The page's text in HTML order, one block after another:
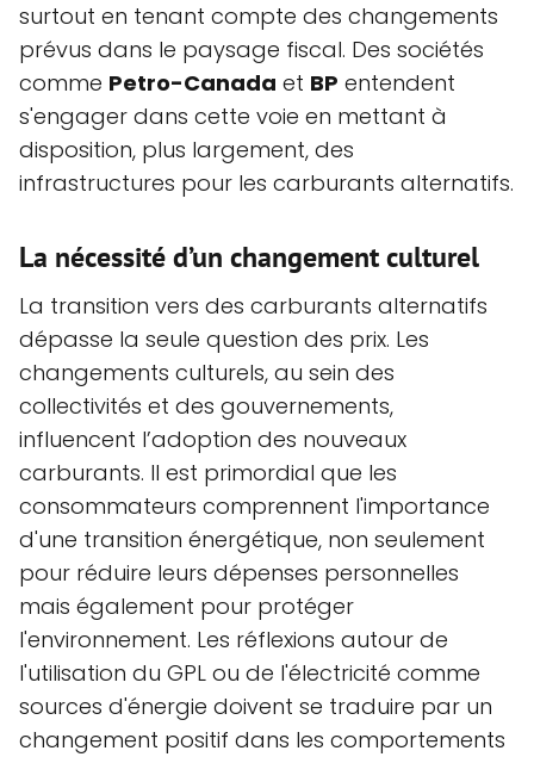
surtout en tenant compte des changements
prévus dans le paysage fiscal. Des sociétés
comme Petro-Canada et BP entendent
s'engager dans cette voie en mettant à
disposition, plus largement, des
infrastructures pour les carburants alternatifs.
La nécessité d’un changement culturel
La transition vers des carburants alternatifs
dépasse la seule question des prix. Les
changements culturels, au sein des
collectivités et des gouvernements,
influencent l’adoption des nouveaux
carburants. Il est primordial que les
consommateurs comprennent l'importance
d'une transition énergétique, non seulement
pour réduire leurs dépenses personnelles
mais également pour protéger
l'environnement. Les réflexions autour de
l'utilisation du GPL ou de l'électricité comme
sources d'énergie doivent se traduire par un
changement positif dans les comportements